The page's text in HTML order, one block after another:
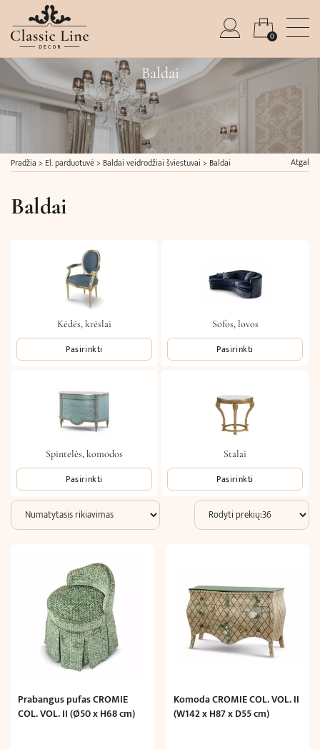
0
Baldai
Pradžia > El. parduotuvė> Baldai veidrodžiai šviestuvai > Baldai Atgal
Baldai
Kėdės, krėslai
Pasirinkti
Sofos, lovos
Pasirinkti
Spintelės, komodos
Pasirinkti
Stalai
Pasirinkti
Prabangus pufas CROMIE
COL. VOL. II (Ø50 x H68 cm)
Komoda CROMIE COL. VOL. II
(W142 x H87 x D55 cm)